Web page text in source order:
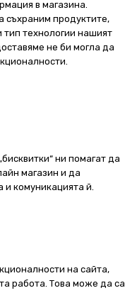
в магазина.
съхраним продуктите,
тип технологии нашият
не би могла да
ни помагат да
магазин и да
и комуникацията й.
на сайта,
работа. Това може да са